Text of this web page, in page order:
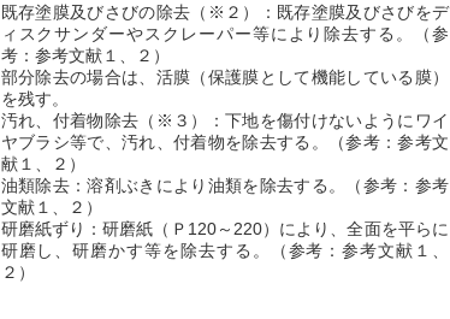
既存塗膜及びさびの除去（※２）：既存塗膜及びさびをデ
ィスクサンダーやスクレーパー等により除去する。（参
考：参考文献１、２）
部分除去の場合は、活膜（保護膜として機能している膜）
を残す。
汚れ、付着物除去（※３）：下地を傷付けないようにワイ
ヤブラシ等で、汚れ、付着物を除去する。（参考：参考文
献１、２）
油類除去：溶剤ぶきにより油類を除去する。（参考：参考
文献１、２）
研磨紙ずり：研磨紙（Ｐ120～220）により、全面を平らに
研磨し、研磨かす等を除去する。（参考：参考文献１、
２）